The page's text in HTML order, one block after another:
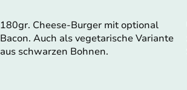
180gr. Cheese-Burger mit optional
Bacon. Auch als vegetarische Variante
aus schwarzen Bohnen.